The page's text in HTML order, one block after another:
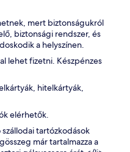
mert biztonságukról
biztonsági rendszer, és
a helyszínen.
lehet fizetni. Készpénzes
hitelkártyák,
elérhetők.
tartózkodások
már tartalmazza a